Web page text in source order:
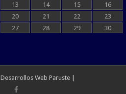
13 14 15
16
20 21 22
23
27 28 29
30
Desarrollos Web Paruste|